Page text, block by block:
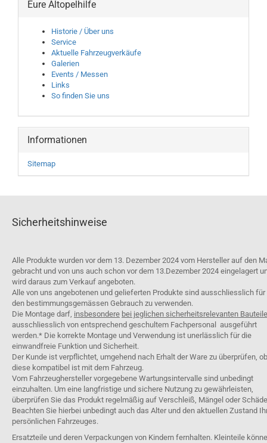
Eure Altopelhilfe
Historie / Über uns
Service
Aktuelle Fahrzeugverkäufe
Galerien
Events / Messen
Links
So finden Sie uns
Informationen
Sitemap
Sicherheitshinweise
Alle Produkte wurden vor dem 13. Dezember 2024 vom Hersteller auf den
gebracht und von uns auch schon vor dem 13.Dezember 2024 eingelagert
wird daraus zum Verkauf angeboten.
Alle von uns angebotenen und gelieferten Produkte sind ausschliesslich für
den bestimmungsgemässen Gebrauch zu verwenden.
Die Montage darf, insbesondere bei jeglichen sicherheitsrelevanten
ausschliesslich von entsprechend geschultem Fachpersonal ausgeführt
werden.* Die korrekte Montage und Verwendung ist unerlässlich für die
einwandfreie Funktion und Sicherheit.
Der Kunde ist verpflichtet, umgehend nach Erhalt der Ware zu überprüfen, ob
diese kompatibel ist mit dem Fahrzeug.
Vom Fahrzeughersteller vorgegebene Wartungsintervalle sind unbedingt
einzuhalten. Um eine langfristige und sichere Nutzung zu gewährleisten,
überprüfen Sie das Produkt regelmäßig auf Verschleiß, Mängel oder
Beachten Sie hierbei unbedingt auch das Alter und den aktuellen Zustand
persönlichen Fahrzeuges.
Ersatzteile und deren Verpackungen von Kindern fernhalten. Kleinteile